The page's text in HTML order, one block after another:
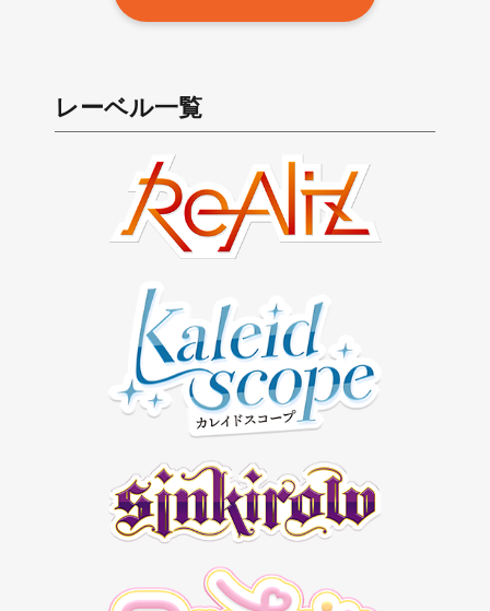
レーベル一覧